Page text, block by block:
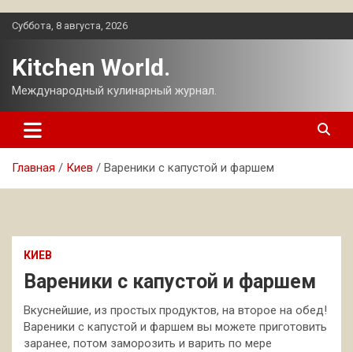
Перейти
Суббота, 8 августа, 2026
Kitchen World.
Международный кулинарный журнал.
Главная Киев Вареники с капустой и фаршем
КИЕВ
Вареники с капустой и фаршем
Вкуснейшие, из простых продуктов, на второе на обед!
Вареники с капустой и фаршем вы можете приготовить
заранее, потом заморозить и варить по мере